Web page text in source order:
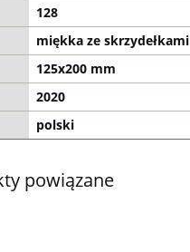
128
miękka ze skrzydełkami
125x200 mm
2020
polski
powiązane